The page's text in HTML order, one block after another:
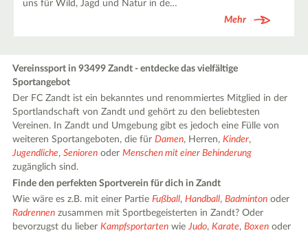
uns für Wild, Jagd und Natur in de…
Mehr
Vereinssport in 93499 Zandt - entdecke das vielfältige
Sportangebot
Der FC Zandt ist ein bekanntes und renommiertes Mitglied in der
Sportlandschaft von Zandt und gehört zu den beliebtesten
Vereinen. In Zandt und Umgebung gibt es jedoch eine Fülle von
weiteren Sportangeboten, die fürDamen, Herren,Kinder,
Jugendliche,Senioren oderMenschen mit einer Behinderung
zugänglich sind.
Finde den perfekten Sportverein für dich in Zandt
Wie wäre es z.B. mit einer PartieFußball,Handball,Badminton oder
Radrennen zusammen mit Sportbegeisterten in Zandt? Oder
bevorzugst du lieberKampfsportarten wieJudo,Karate,Boxen oder